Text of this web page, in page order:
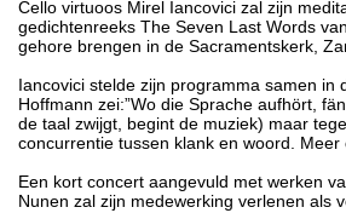
Cello virtuoos Mirel Iancovici zal zijn
gedichtenreeks The Seven Last Words
gehore brengen in de Sacramentskerk,
Iancovici stelde zijn programma samen in
Hoffmann zei:”Wo die Sprache aufhört,
de taal zwijgt, begint de muziek) maar
concurrentie tussen klank en woord. Meer
Een kort concert aangevuld met werken
Nunen zal zijn medewerking verlenen als